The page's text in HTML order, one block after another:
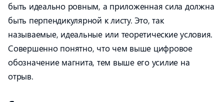
быть идеально ровным, а приложенная сила должна
быть перпендикулярной к листу. Это, так
называемые, идеальные или теоретические условия.
Совершенно понятно, что чем выше цифровое
обозначение магнита, тем выше его усилие на
отрыв.